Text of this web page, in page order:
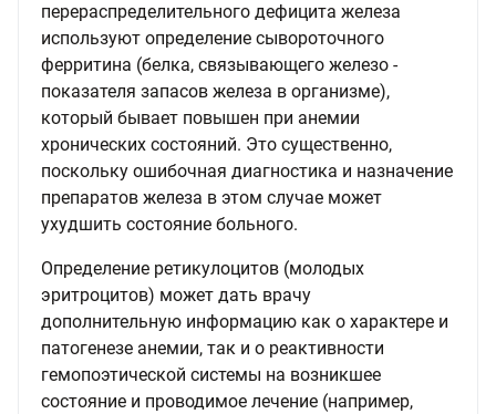
перераспределительного дефицита железа
используют определение сывороточного
ферритина (белка, связывающего железо -
показателя запасов железа в организме),
который бывает повышен при анемии
хронических состояний. Это существенно,
поскольку ошибочная диагностика и назначение
препаратов железа в этом случае может
ухудшить состояние больного.
Определение ретикулоцитов (молодых
эритроцитов) может дать врачу
дополнительную информацию как о характере и
патогенезе анемии, так и о реактивности
гемопоэтической системы на возникшее
состояние и проводимое лечение (например,